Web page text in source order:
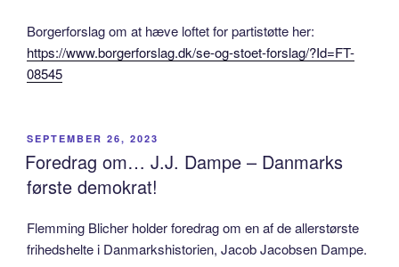
Borgerforslag om at hæve loftet for partistøtte her:
https://www.borgerforslag.dk/se-og-stoet-forslag/?Id=FT-
08545
POSTED
ON
SEPTEMBER 26, 2023
Foredrag om… J.J. Dampe – Danmarks
første demokrat!
Flemming Blicher holder foredrag om en af de allerstørste
frihedshelte i Danmarkshistorien, Jacob Jacobsen Dampe.